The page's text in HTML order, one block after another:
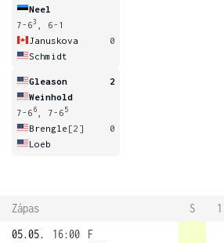
Neel
7-63
, 6-1
Januskova
0
Schmidt
Gleason
2
Weinhold
7-6 6 , 7-6 5
Brengle [2]
0
Loeb
Zápas S 1
05.05.
16:00
F